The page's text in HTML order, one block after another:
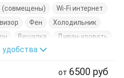
(совмещены)
Wi-Fi интернет
Фен
Холодильник
Вешалка
Диван-кровать
Посуда Стулья
удобства
от 6500 руб